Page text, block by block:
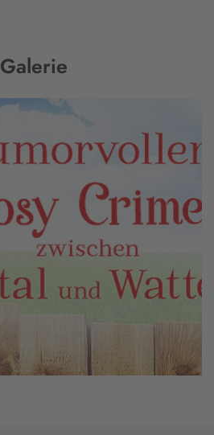
Galerie